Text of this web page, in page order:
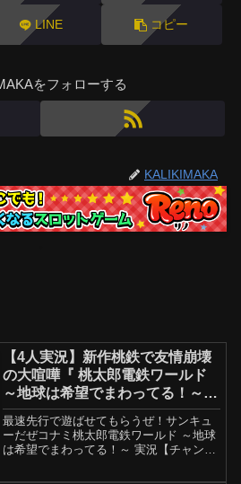
LINE コピー
をフォローする
KALIKIMAKA
【4人実況】新作桃鉄で友情崩壊
の大喧嘩『 桃太郎電鉄ワールド
～地球は希望でまわってる！～
』#1
最速先行で遊ばせてもらうぜ！サンキュ
ーだぜコナミ桃太郎電鉄ワールド ～地球
は希望でまわってる！～ 実況【チャンネ